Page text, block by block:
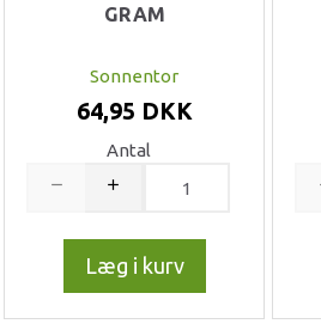
GRAM
Sonnentor
64,95 DKK
Antal
Læg i kurv